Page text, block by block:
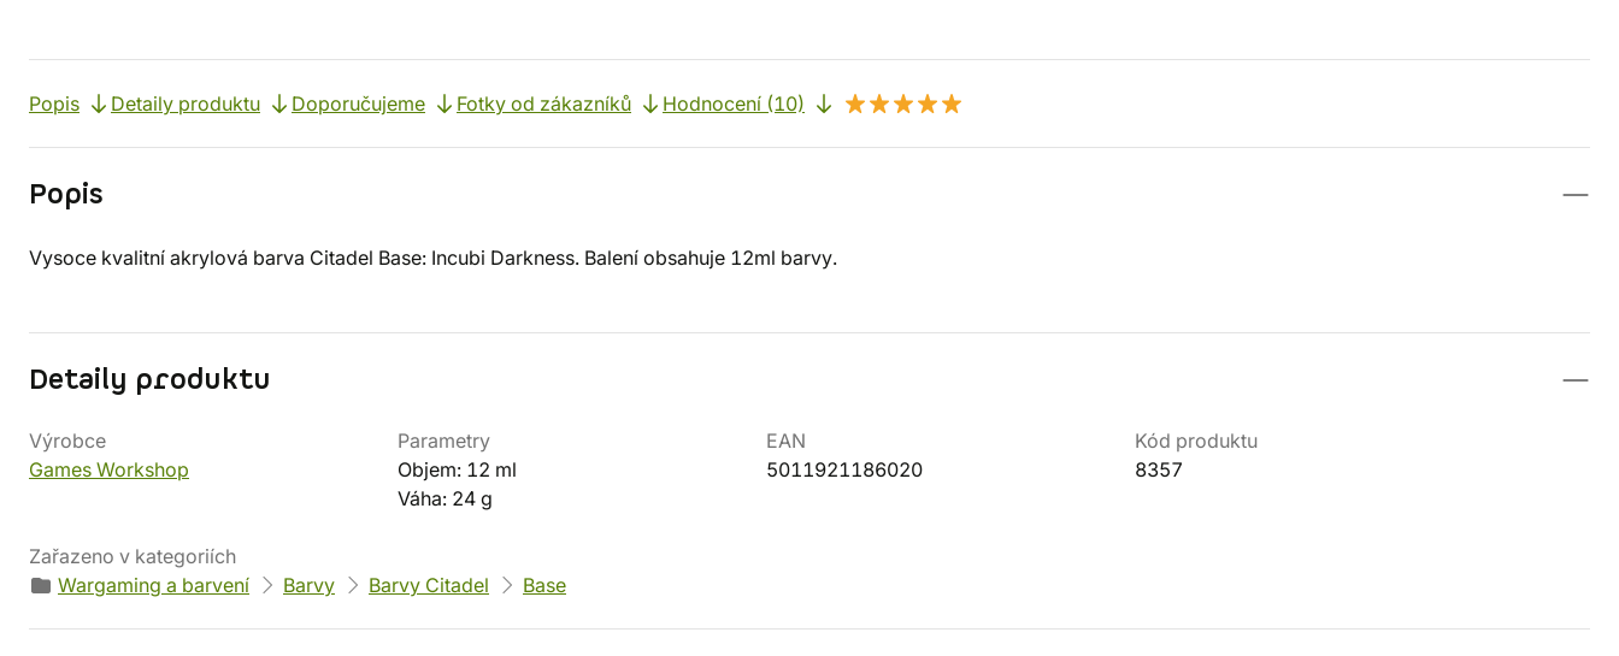
Popis Detaily produktu Doporučujeme Fotky od zákazníků Hodnocení (10)
Popis
Vysoce kvalitní akrylová barva Citadel Base: Incubi Darkness. Balení obsahuje 12ml barvy.
Detaily produktu
Výrobce
Games Workshop
Parametry
Objem: 12 ml
Váha: 24 g
EAN
5011921186020
Kód produktu
8357
Zařazeno v kategoriích
Wargaming a barvení
Barvy Barvy Citadel Base